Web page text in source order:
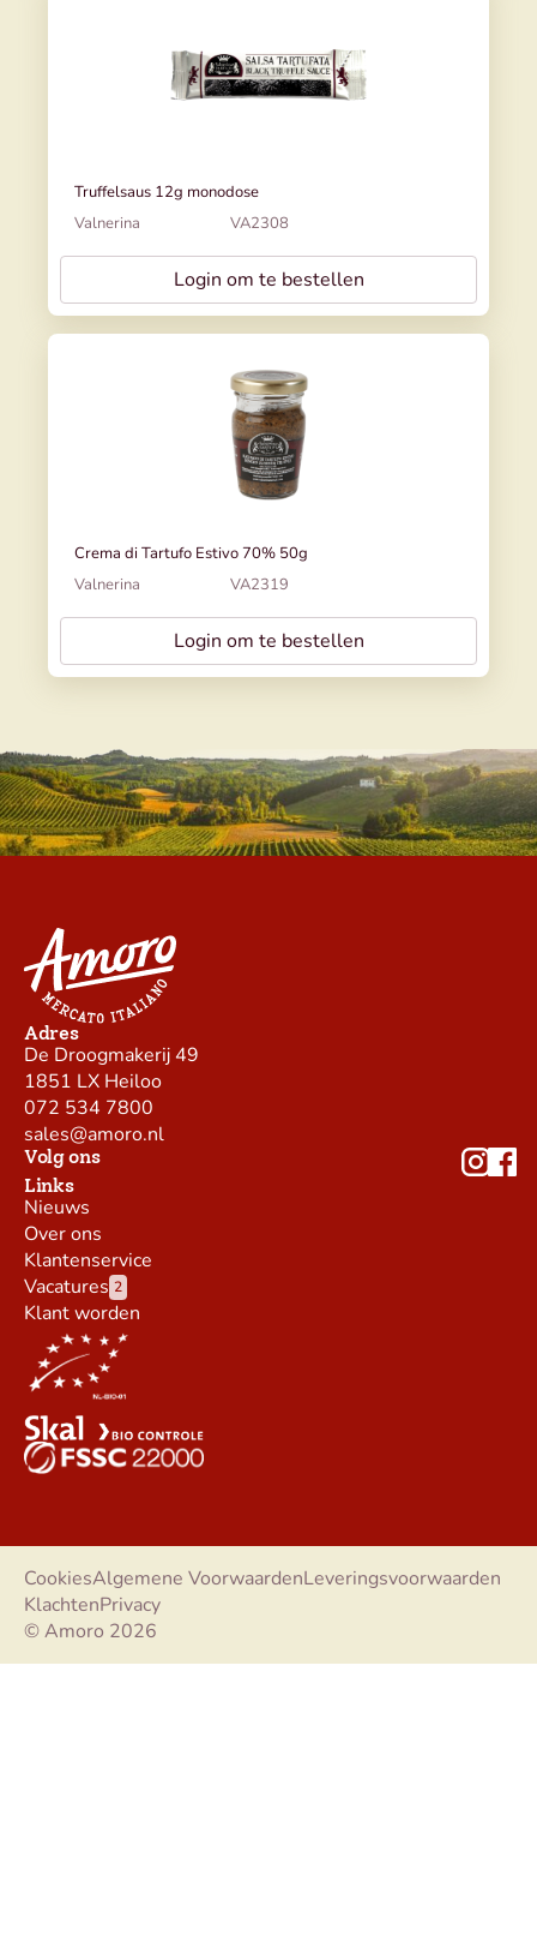
Truffelsaus 12g monodose
Valnerina
VA2308
Login om te bestellen
Crema di Tartufo Estivo 70% 50g
Valnerina
VA2319
Login om te bestellen
Adres
De Droogmakerij 49
1851 LX Heiloo
072 534 7800
sales@amoro.nl
Volg ons
Links
Nieuws
Over ons
Klantenservice
Vacatures 2
Klant worden
© Amoro 2026
CookiesAlgemene VoorwaardenLeveringsvoorwaarden
KlachtenPrivacy